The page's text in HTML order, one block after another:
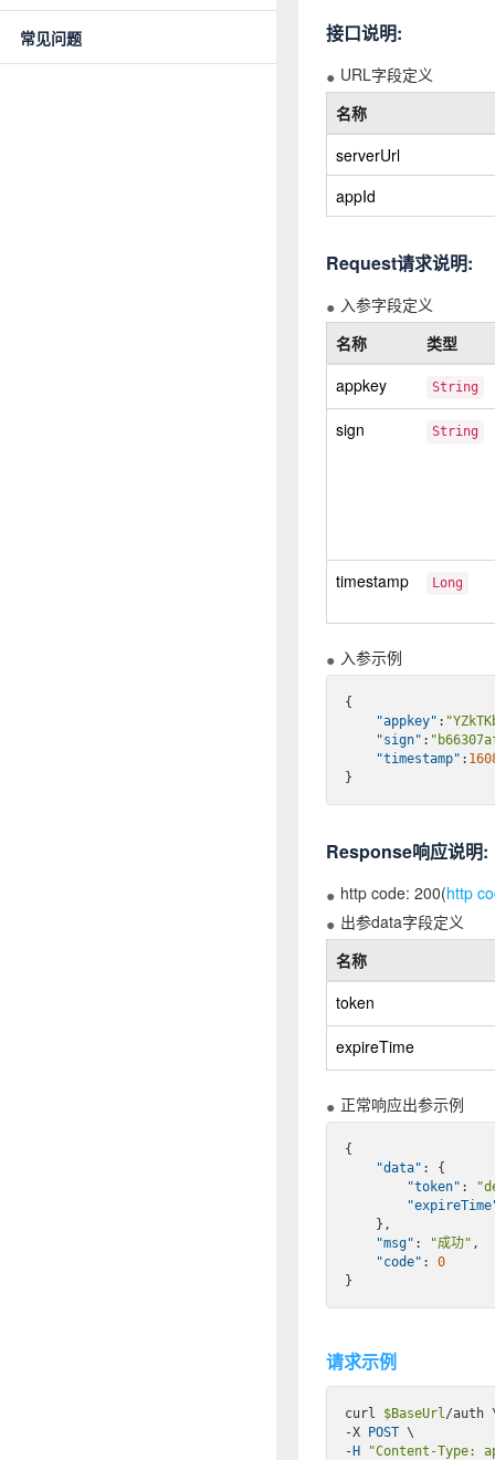
常见问题 接口说明:
URL字段定义
名称
serverUrl
appId
Request请求说明:
入参字段定义
名称
类型
appkey
String
sign String
timestamp Long
入参示例
{
"appkey" :
"sign" :
"timestamp" :
Response响应说明:
http code: 200(http
出参data字段定义
名称
token
expireTime
正常响应出参示例
{
"data" : {
"token" :
"msg" : "成功"
"code" : 0
请求示例
curl $BaseUrl /auth
-X POST \
-H
"Content-Type: